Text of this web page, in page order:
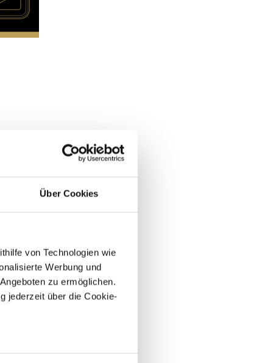
Über Cookies
von Technologien wie
Werbung und
zu ermöglichen.
jederzeit über die Cookie-
sein können